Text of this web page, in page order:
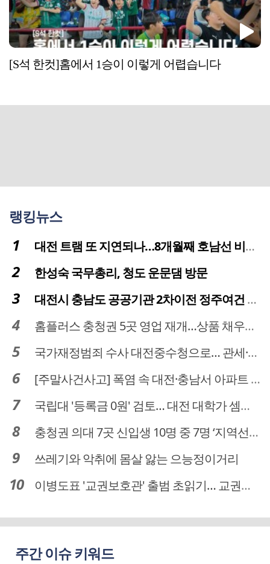
[S석 한컷]홈에서 1승이 이렇게 어렵습니다
랭킹뉴스
대전 트램 또 지연되나…8개월째 호남선 비개착공사 시공사 선정 난항
한성숙 국무총리, 청도 운문댐 방문
대전시 충남도 공공기관 2차이전 정주여건 확보 시급
홈플러스 충청권 5곳 영업 재개…상품 채우기 ‘속도전’
국가재정범죄 수사 대전중수청으로… 관세·국세 수사 전문인력 주목
[주말사건사고] 폭염 속 대전·충남서 아파트 화재·정전 잇따라…주민 대피·불편
국립대 '등록금 0원' 검토… 대전 대학가 셈법 복잡
충청권 의대 7곳 신입생 10명 중 7명 ‘지역선발’… 대전도 69.7%
쓰레기와 악취에 몸살 앓는 으능정이거리
이병도표 '교권보호관' 출범 초읽기… 교권침해 대응체계 막바지 정비
주간 이슈 키워드